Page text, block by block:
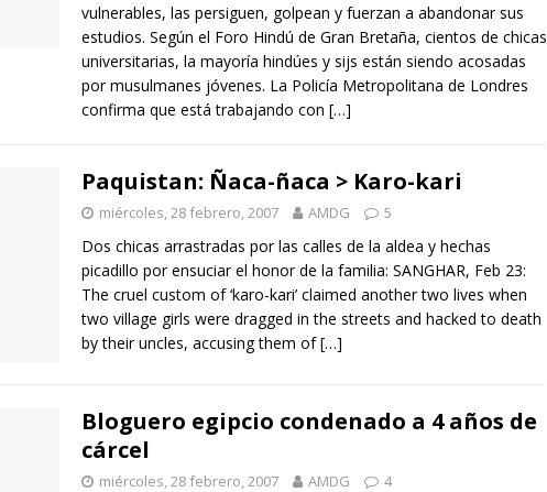
vulnerables, las persiguen, golpean y fuerzan a abandonar sus
estudios. Según el Foro Hindú de Gran Bretaña, cientos de chicas
universitarias, la mayoría hindúes y sijs están siendo acosadas
por musulmanes jóvenes. La Policía Metropolitana de Londres
confirma que está trabajando con […]
Paquistan: Ñaca-ñaca > Karo-kari
miércoles, 28 febrero, 2007 AMDG 5
Dos chicas arrastradas por las calles de la aldea y hechas
picadillo por ensuciar el honor de la familia: SANGHAR, Feb 23:
The cruel custom of ‘karo-kari’ claimed another two lives when
two village girls were dragged in the streets and hacked to death
by their uncles, accusing them of[…]
Bloguero egipcio condenado a 4 años de
cárcel
miércoles, 28 febrero, 2007 AMDG 4